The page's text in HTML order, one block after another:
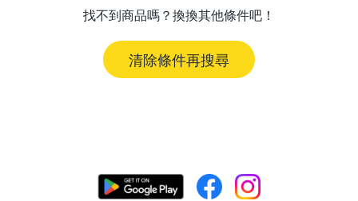
找不到商品嗎？換換其他條件吧！
清除條件再搜尋